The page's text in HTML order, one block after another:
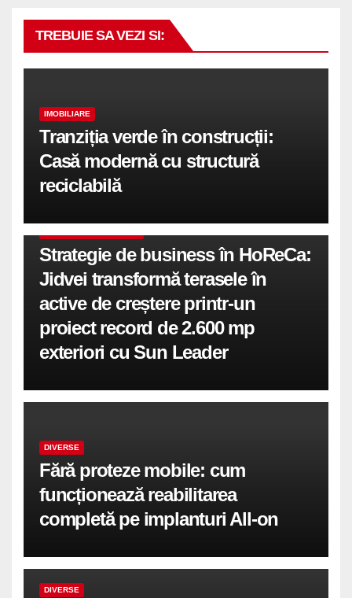
TREBUIE SA VEZI SI:
IMOBILIARE
Tranziția verde în construcții:
Casă modernă cu structură
reciclabilă
Strategie de business în HoReCa:
Jidvei transformă terasele în
active de creștere printr-un
proiect record de 2.600 mp
exteriori cu Sun Leader
DIVERSE
Fără proteze mobile: cum
funcționează reabilitarea
completă pe implanturi All-on
DIVERSE